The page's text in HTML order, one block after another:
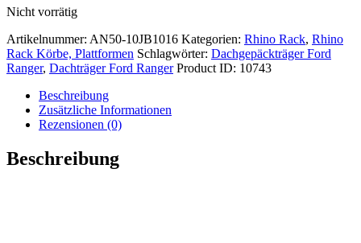
Nicht vorrätig
Artikelnummer: AN50-10JB1016 Kategorien: Rhino Rack, Rhino
Rack Körbe, Plattformen Schlagwörter: Dachgepäckträger Ford
Ranger, Dachträger Ford Ranger Product ID: 10743
Beschreibung
Zusätzliche Informationen
Rezensionen (0)
Beschreibung